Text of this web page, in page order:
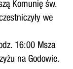
Komunię św.
we
16:00 Msza
na Godowie.